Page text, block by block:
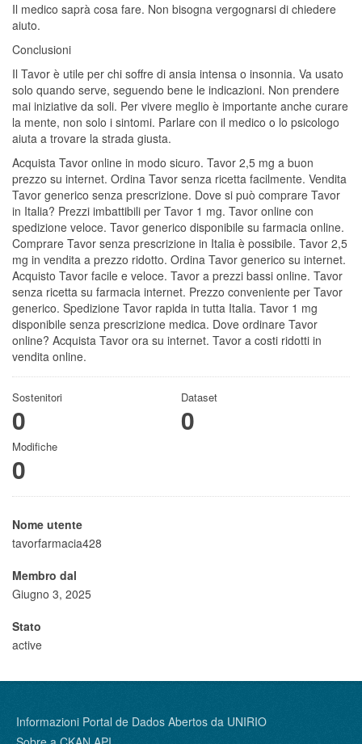
Il medico saprà cosa fare. Non bisogna vergognarsi di chiedere
aiuto.
Conclusioni
Il Tavor è utile per chi soffre di ansia intensa o insonnia. Va usato
solo quando serve, seguendo bene le indicazioni. Non prendere
mai iniziative da soli. Per vivere meglio è importante anche curare
la mente, non solo i sintomi. Parlare con il medico o lo psicologo
aiuta a trovare la strada giusta.
Acquista Tavor online in modo sicuro. Tavor 2,5 mg a buon
prezzo su internet. Ordina Tavor senza ricetta facilmente. Vendita
Tavor generico senza prescrizione. Dove si può comprare Tavor
in Italia? Prezzi imbattibili per Tavor 1 mg. Tavor online con
spedizione veloce. Tavor generico disponibile su farmacia online.
Comprare Tavor senza prescrizione in Italia è possibile. Tavor 2,5
mg in vendita a prezzo ridotto. Ordina Tavor generico su internet.
Acquisto Tavor facile e veloce. Tavor a prezzi bassi online. Tavor
senza ricetta su farmacia internet. Prezzo conveniente per Tavor
generico. Spedizione Tavor rapida in tutta Italia. Tavor 1 mg
disponibile senza prescrizione medica. Dove ordinare Tavor
online? Acquista Tavor ora su internet. Tavor a costi ridotti in
vendita online.
Sostenitori
0
Dataset
0
Modifiche
0
Nome utente
tavorfarmacia428
Membro dal
Giugno 3, 2025
Stato
active
Informazioni Portal de Dados Abertos da UNIRIO